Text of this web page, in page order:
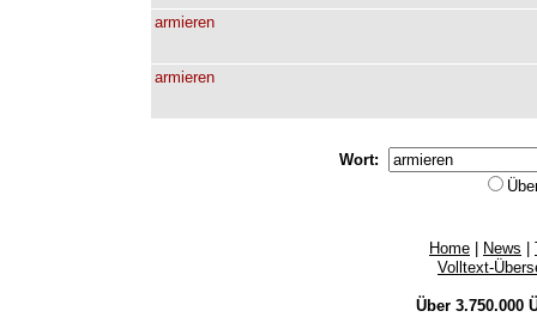
armieren
armieren
Wort:
Home News
Volltext-
Über 3.750.000